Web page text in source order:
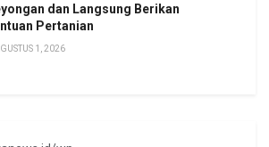
dan Langsung Berikan
Pertanian
1, 2026